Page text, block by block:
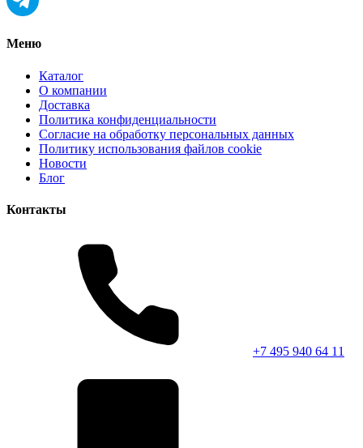
Меню
Каталог
О компании
Доставка
Политика конфиденциальности
Согласие на обработку персональных данных
Политику использования файлов cookie
Новости
Блог
Контакты
+7 495 940 64 11